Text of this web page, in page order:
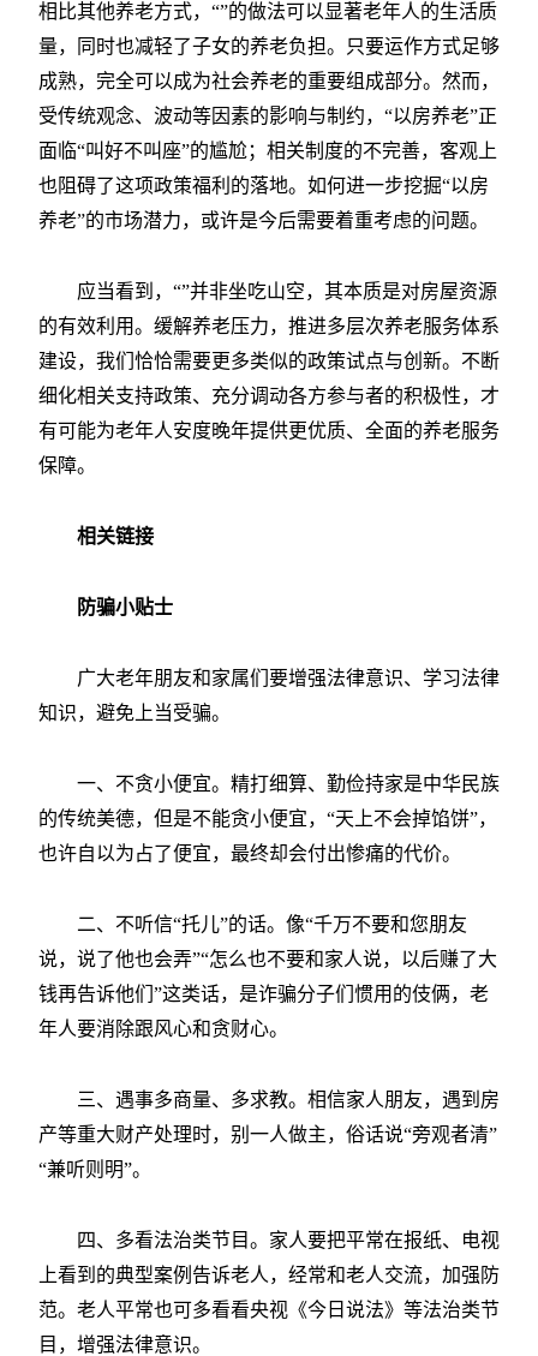
相比其他养老方式，“”的做法可以显著老年人的生活质
量，同时也减轻了子女的养老负担。只要运作方式足够
成熟，完全可以成为社会养老的重要组成部分。然而，
受传统观念、波动等因素的影响与制约，“以房养老”正
面临“叫好不叫座”的尴尬；相关制度的不完善，客观上
也阻碍了这项政策福利的落地。如何进一步挖掘“以房
养老”的市场潜力，或许是今后需要着重考虑的问题。
应当看到，“”并非坐吃山空，其本质是对房屋资源
的有效利用。缓解养老压力，推进多层次养老服务体系
建设，我们恰恰需要更多类似的政策试点与创新。不断
细化相关支持政策、充分调动各方参与者的积极性，才
有可能为老年人安度晚年提供更优质、全面的养老服务
保障。
相关链接
防骗小贴士
广大老年朋友和家属们要增强法律意识、学习法律
知识，避免上当受骗。
一、不贪小便宜。精打细算、勤俭持家是中华民族
的传统美德，但是不能贪小便宜，“天上不会掉馅饼”，
也许自以为占了便宜，最终却会付出惨痛的代价。
二、不听信“托儿”的话。像“千万不要和您朋友
说，说了他也会弄”“怎么也不要和家人说，以后赚了大
钱再告诉他们”这类话，是诈骗分子们惯用的伎俩，老
年人要消除跟风心和贪财心。
三、遇事多商量、多求教。相信家人朋友，遇到房
产等重大财产处理时，别一人做主，俗话说“旁观者清”
“兼听则明”。
四、多看法治类节目。家人要把平常在报纸、电视
上看到的典型案例告诉老人，经常和老人交流，加强防
范。老人平常也可多看看央视《今日说法》等法治类节
目，增强法律意识。